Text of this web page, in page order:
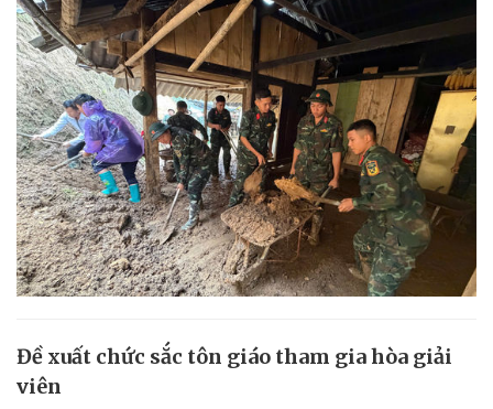
Đề xuất chức sắc tôn giáo tham gia hòa giải
viên